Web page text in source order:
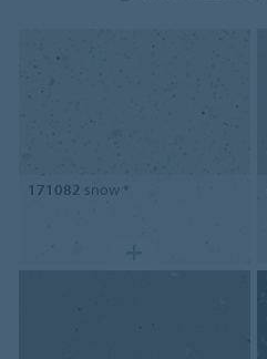
171082 snow *